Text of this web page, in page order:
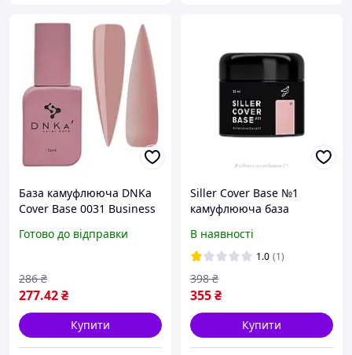
База камуфлююча DNKa
Cover Base 0031 Business
original
Готово до відправки
277.42₴
286 ₴
Купити
Siller Cover Base №1
камуфлююча база
В наявності
1.0 (1)
355₴
398 ₴
Купити